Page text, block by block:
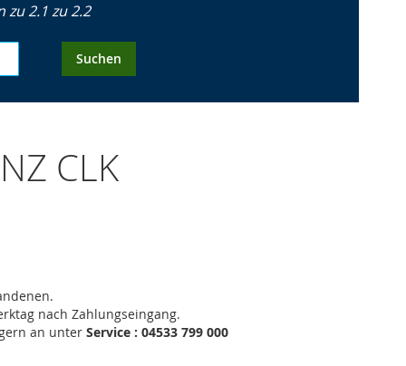
zu 2.1 zu 2.2
Suchen
CLK
nach Zahlungseingang.
gern an unterService : 04533 799 000